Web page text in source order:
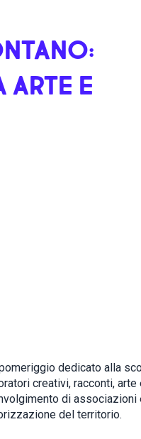
ARTE E
dedicato alla
creativi, racconti,
di associazioni
del territorio.